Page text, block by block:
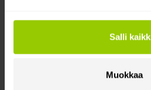
Salli
Muokkaa
ajoneuvoihin tehtaalla
ilman lisälaitteiden tarvetta.
telematiikkatietoja Mapon-